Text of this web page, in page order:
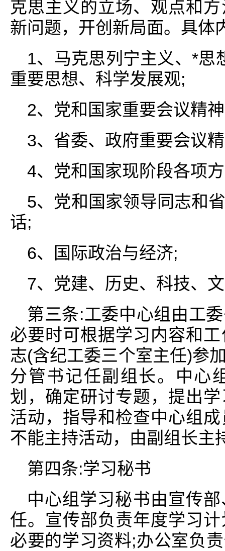
克思主义的立场、观点和
新问题，开创新局面。具体
1、马克思列宁主义、*思
重要思想、科学发展观;
2、党和国家重要会议精
3、省委、政府重要会议
4、党和国家现阶段各项
5、党和国家领导同志和
话;
6、国际政治与经济;
7、党建、历史、科技、
第三条:工委中心组由工
必要时可根据学习内容和
志(含纪工委三个室主任)参
分管书记任副组长。中心
划，确定研讨专题，提出
活动，指导和检查中心组
不能主持活动，由副组长主
第四条:学习秘书
中心组学习秘书由宣传
任。宣传部负责年度学习
必要的学习资料;办公室负